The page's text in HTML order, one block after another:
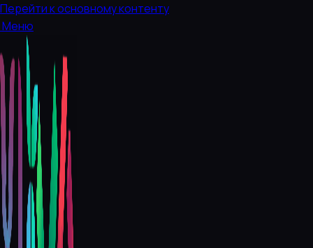
Перейти к основному контенту
Меню